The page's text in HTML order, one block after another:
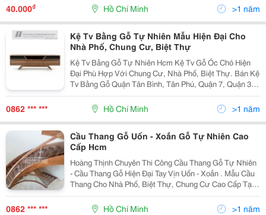
40.000₫ Hồ Chí Minh >1 năm
Kệ Tv Bằng Gỗ Tự Nhiên Mẫu Hiện Đại Cho
Nhà Phố, Chung Cư, Biệt Thự
Kệ Tv Bằng Gỗ Tự Nhiên Hcm Kệ Tv Gỗ Óc Chó Hiện
Đại Phù Hợp Với Chung Cư, Nhà Phố, Biệt Thự. Bán Kệ
Tv Bằng Gỗ Quận Tân Bình, Tân Phú, Quận 7, Quận 3,
Quận 1, Quận 10, Quận 2 ...Hcm Nhận Gia Công Mẫu
0862 *** *** Hồ Chí Minh >1 năm
Cầu Thang Gỗ Uốn - Xoắn Gỗ Tự Nhiên Cao
Cấp Hcm
Hoàng Thịnh Chuyên Thi Công Cầu Thang Gỗ Tự Nhiên
- Cầu Thang Gỗ Hiện Đại Tay Vịn Uốn - Xoắn . Mẫu Cầu
Thang Cho Nhà Phố, Biệt Thự, Chung Cư Cao Cấp Tại
Hcm Thi Công Cầu Thang Gỗ Tự Nhiên Tại Quận 7,
Quận 1, Quận 3, Quận Tân Bình, Tân Phú, Quận
0862 *** *** Hồ Chí Minh >1 năm